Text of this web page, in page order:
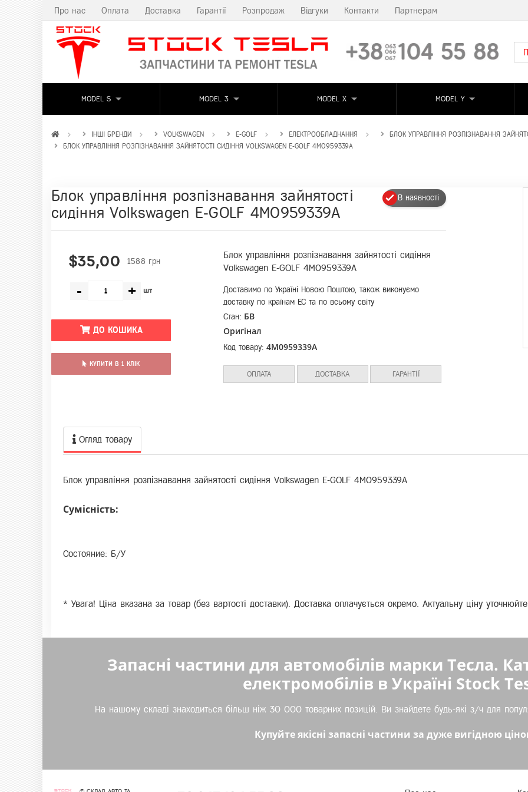
Про нас Оплата Доставка Гарантії Розпродаж Відгуки Контакти Партнерам
MODEL S MODEL 3 MODEL X MODEL Y
ІНШІ БРЕНДИ VOLKSWAGEN E-GOLF ЕЛЕКТРООБЛАДНАННЯ
БЛОК УПРАВЛІННЯ РОЗПІЗНАВАННЯ
БЛОК УПРАВЛІННЯ РОЗПІЗНАВАННЯ ЗАЙНЯТОСТІ СИДІННЯ VOLKSWAGEN E-GOLF 4M0959339A
В наявності
Блок управління розпізнавання зайнятості
сидіння Volkswagen E-GOLF 4M0959339A
$35,00 1588 грн
- + шт
ДО КОШИКА
КУПИТИ В 1 КЛІК
Блок управління розпізнавання зайнятості сидіння
Volkswagen E-GOLF 4M0959339A
Доставимо по Україні Новою Поштою, також виконуємо
доставку по країнам ЕС та по всьому світу
Стан: БВ
Оригінал
Код товару: 4M0959339A
ОПЛАТА ДОСТАВКА ГАРАНТІЇ
Огляд товару
Блок управління розпізнавання зайнятості сидіння Volkswagen E-GOLF 4M0959339A
Сумісність:
Состояние: Б/У
* Увага! Ціна вказана за товар (без вартості доставки). Доставка оплачується окремо. Актуальну ціну
Запасні частини для автомобілів марки Тесла.
електромобілів в Україні Stock
На нашому складі знаходиться більш ніж 30 000 товарних позицій. Ви знайдете будь-які з/ч для
Купуйте якісні запасні частини за дуже вигідною